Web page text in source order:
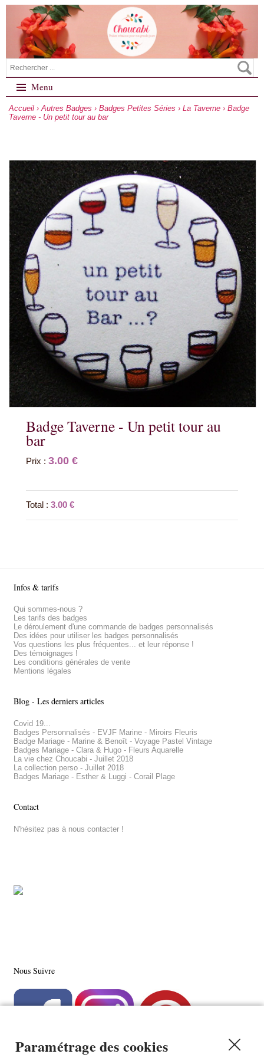
Menu
Accueil › Autres Badges › Badges Petites Séries › La Taverne › Badge
Taverne - Un petit tour au bar
Badge Taverne - Un petit tour au
bar
Prix :3.00 €
Total :3.00 €
Infos & tarifs
Qui sommes-nous ?
Les tarifs des badges
Le déroulement d'une commande de badges personnalisés
Des idées pour utiliser les badges personnalisés
Vos questions les plus fréquentes... et leur réponse !
Des témoignages !
Les conditions générales de vente
Mentions légales
Blog - Les derniers articles
Covid 19...
Badges Personnalisés - EVJF Marine - Miroirs Fleuris
Badge Mariage - Marine & Benoît - Voyage Pastel Vintage
Badges Mariage - Clara & Hugo - Fleurs Aquarelle
La vie chez Choucabi - Juillet 2018
La collection perso - Juillet 2018
Badges Mariage - Esther & Luggi - Corail Plage
Contact
N'hésitez pas à nous contacter !
Nous Suivre
Paramétrage des cookies